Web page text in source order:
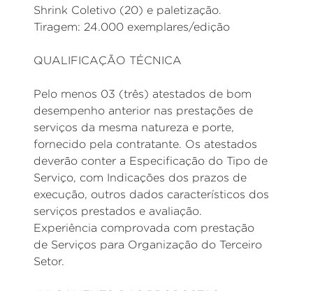
Shrink Coletivo (20) e paletização.
Tiragem: 24.000 exemplares/edição
QUALIFICAÇÃO TÉCNICA
Pelo menos 03 (três) atestados de bom
desempenho anterior nas prestações de
serviços da mesma natureza e porte,
fornecido pela contratante. Os atestados
deverão conter a Especificação do Tipo de
Serviço, com Indicações dos prazos de
execução, outros dados característicos dos
serviços prestados e avaliação.
Experiência comprovada com prestação
de Serviços para Organização do Terceiro
Setor.